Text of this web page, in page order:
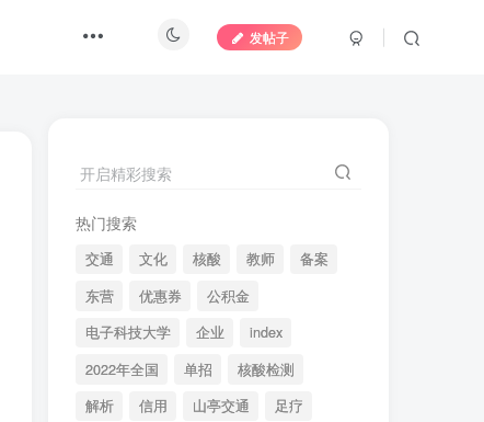
发帖子
开启精彩搜索
热门搜索
交通 文化 核酸 教师
备案
东营
优惠券
公积金
电子科技大学
企业
index
2022年全国
单招
核酸检测
解析
信用 山亭交通
足疗